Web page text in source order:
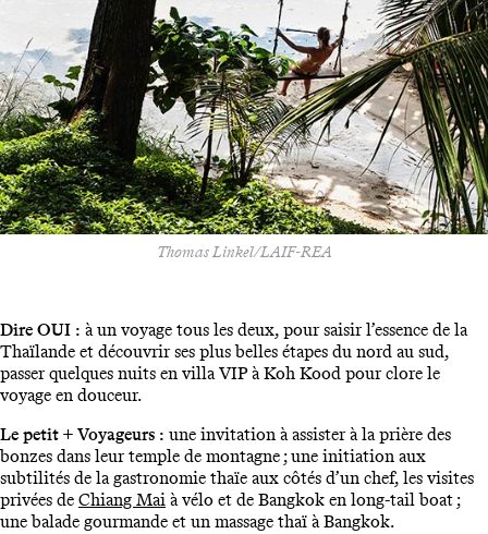
Thomas Linkel/LAIF-REA
Dire OUI : à un voyage tous les deux, pour saisir l’essence de la
Thaïlande et découvrir ses plus belles étapes du nord au sud,
passer quelques nuits en villa VIP à Koh Kood pour clore le
voyage en douceur.
Le petit + Voyageurs : une invitation à assister à la prière des
bonzes dans leur temple de montagne ; une initiation aux
subtilités de la gastronomie thaïe aux côtés d’un chef, les visites
privées de Chiang Mai à vélo et de Bangkok en long-tail boat ;
une balade gourmande et un massage thaï à Bangkok.